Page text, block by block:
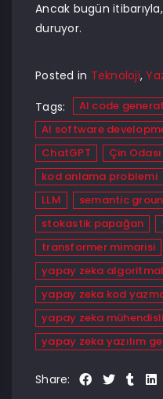
Ancak bugün
duruyor.
Posted in Teknoloji,
Tags:
AI code
AI software
ChatGPT
Çin Odası
kod anlama problemi
LLM
semantic
stokastik papağan
transformer mimarisi
yapay zeka
yapay zeka kod
yapay zeka
yapay zeka yazılım
Share: